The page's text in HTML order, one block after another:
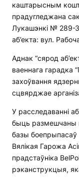
каштарысным
прадугледжана
Лукашэнкі № 289-
аб’екта: вул.
Аднак “сярод
ваеннага гарадка
захоўвання
сцвярджае
У расследаванні
быць размешчаны
базы боепрыпасаў
Вялікая Гарожа
прадстаўніка
рэканструкцыя,